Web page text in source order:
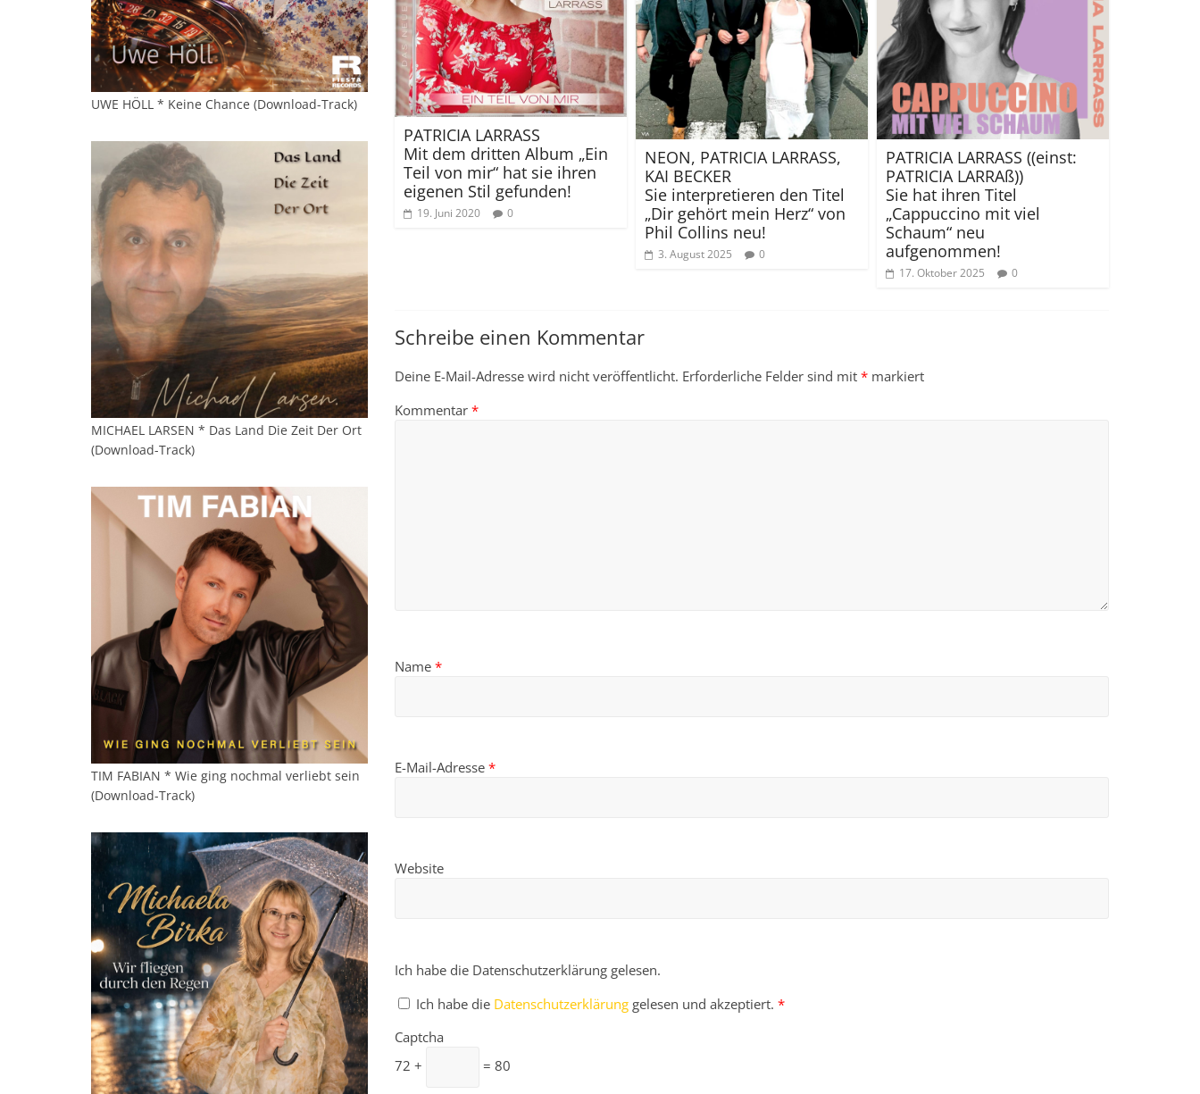
PATRICIA LARRASS
Mit dem dritten Album „Ein
Teil von mir“ hat sie ihren
eigenen Stil gefunden!
19. Juni 2020 0
NEON, PATRICIA LARRASS,
KAI BECKER
Sie interpretieren den Titel
„Dir gehört mein Herz“ von
Phil Collins neu!
3. August 2025 0
PATRICIA LARRASS ((einst:
PATRICIA LARRAß))
Sie hat ihren Titel
„Cappuccino mit viel
Schaum“ neu
aufgenommen!
17. Oktober 2025 0
Schreibe einen Kommentar
Deine E-Mail-Adresse wird nicht veröffentlicht. Erforderliche Felder sind mit * markiert
Kommentar *
Name *
E-Mail-Adresse *
Website
Ich habe die Datenschutzerklärung gelesen.
Ich habe die Datenschutzerklärung gelesen und akzeptiert. *
Captcha
72 +
= 80
UWE HÖLL * Keine Chance (Download-Track)
MICHAEL LARSEN * Das Land Die Zeit Der Ort
(Download-Track)
TIM FABIAN * Wie ging nochmal verliebt sein
(Download-Track)